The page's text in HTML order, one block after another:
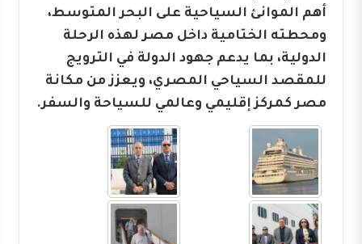
أهم الموانئ السياحية على البحر المتوسط،
ومحطته الختامية داخل مصر لهذه الرحلة
الدولية، بما يدعم جهود الدولة في الترويج
للمقصد السياحي المصري، ويعزز من مكانة
مصر كمركز إقليمي وعالمي للسياحة والسفر.